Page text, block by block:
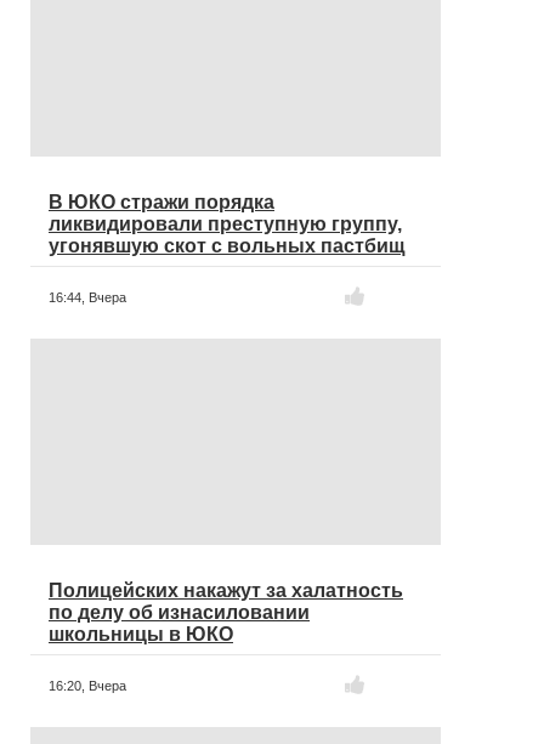
В ЮКО стражи порядка
ликвидировали преступную группу,
угонявшую скот с вольных пастбищ
16:44, Вчера
Полицейских накажут за халатность
по делу об изнасиловании
школьницы в ЮКО
16:20, Вчера